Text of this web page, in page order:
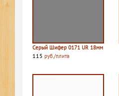
Серый Шифер 0171 UR 18мм
115 руб./плита